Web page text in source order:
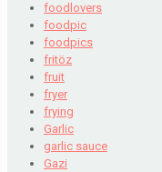
foodlovers
foodpic
foodpics
fritöz
fruit
fryer
frying
Garlic
garlic sauce
Gazi